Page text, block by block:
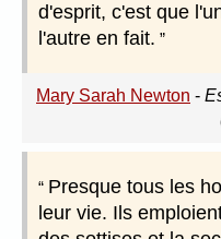
d'esprit, c'est que
l'autre en fait.
Mary Sarah Newton -
Presque tous les
leur vie. Ils